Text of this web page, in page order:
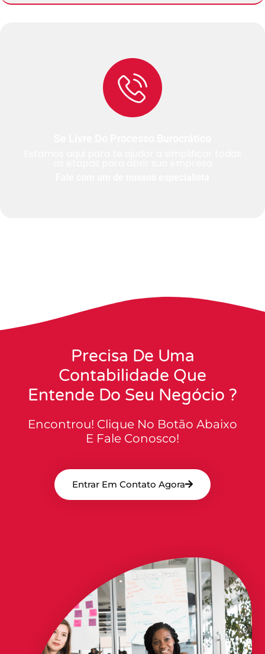
Precisa De Uma
Contabilidade Que
Entende Do Seu Negócio ?
Encontrou! Clique No Botão Abaixo
E Fale Conosco!
Entrar Em Contato Agora